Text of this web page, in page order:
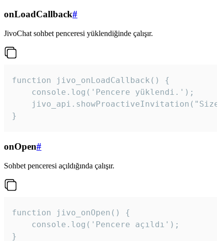
onLoadCallback#
JivoChat sohbet penceresi yüklendiğinde çalışır.
function jivo_onLoadCallback() {
    console.log('Pencere yüklendi.');
}
onOpen#
Sohbet penceresi açıldığında çalışır.
function jivo_onOpen() {
    console.log('Pencere açıldı');
}